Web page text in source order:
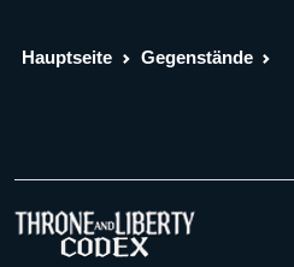
Hauptseite Gegenstände